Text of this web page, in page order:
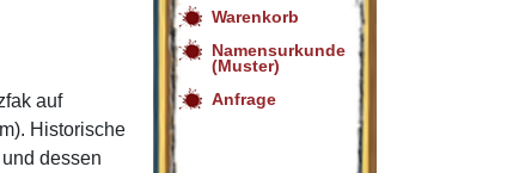
auf
Historische
dessen
Warenkorb
Namensurkunde
(Muster)
Anfrage